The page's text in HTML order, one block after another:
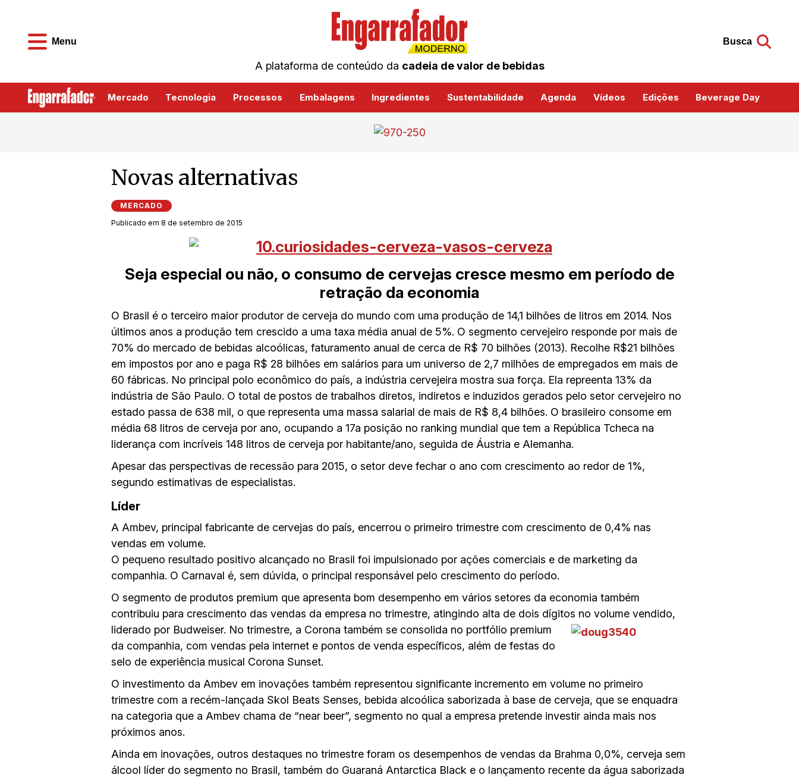
Menu
A plataforma de conteúdo da cadeia de valor de bebidas
Busca
Mercado Tecnologia Processos Embalagens Ingredientes Sustentabilidade Agenda Vídeos Edições Beverage Day
Novas alternativas
MERCADO
Publicado em 8 de setembro de 2015
Seja especial ou não, o consumo de cervejas cresce mesmo em período de
retração da economia
O Brasil é o terceiro maior produtor de cerveja do mundo com uma produção de 14,1 bilhões de litros em 2014. Nos
últimos anos a produção tem crescido a uma taxa média anual de 5%. O segmento cervejeiro responde por mais de
70% do mercado de bebidas alcoólicas, faturamento anual de cerca de R$ 70 bilhões (2013). Recolhe R$21 bilhões
em impostos por ano e paga R$ 28 bilhões em salários para um universo de 2,7 milhões de empregados em mais de
60 fábricas. No principal polo econômico do país, a indústria cervejeira mostra sua força. Ela repreenta 13% da
indústria de São Paulo. O total de postos de trabalhos diretos, indiretos e induzidos gerados pelo setor cervejeiro no
estado passa de 638 mil, o que representa uma massa salarial de mais de R$ 8,4 bilhões. O brasileiro consome em
média 68 litros de cerveja por ano, ocupando a 17a posição no ranking mundial que tem a República Tcheca na
liderança com incríveis 148 litros de cerveja por habitante/ano, seguida de Áustria e Alemanha.
Apesar das perspectivas de recessão para 2015, o setor deve fechar o ano com crescimento ao redor de 1%,
segundo estimativas de especialistas.
Líder
A Ambev, principal fabricante de cervejas do país, encerrou o primeiro trimestre com crescimento de 0,4% nas
vendas em volume.
O pequeno resultado positivo alcançado no Brasil foi impulsionado por ações comerciais e de marketing da
companhia. O Carnaval é, sem dúvida, o principal responsável pelo crescimento do período.
O segmento de produtos premium que apresenta bom desempenho em vários setores da economia também
contribuiu para crescimento das vendas da empresa no trimestre, atingindo alta de dois dígitos no volume vendido,
liderado por Budweiser. No trimestre, a Corona também se consolida no portfólio premium
da companhia, com vendas pela internet e pontos de venda específicos, além de festas do
selo de experiência musical Corona Sunset.
O investimento da Ambev em inovações também representou significante incremento em volume no primeiro
trimestre com a recém-lançada Skol Beats Senses, bebida alcoólica saborizada à base de cerveja, que se enquadra
na categoria que a Ambev chama de “near beer”, segmento no qual a empresa pretende investir ainda mais nos
próximos anos.
Ainda em inovações, outros destaques no trimestre foram os desempenhos de vendas da Brahma 0,0%, cerveja sem
álcool líder do segmento no Brasil, também do Guaraná Antarctica Black e o lançamento recente da água saborizada